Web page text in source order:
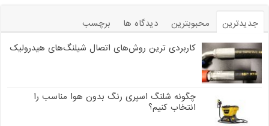
جدیدترین محبوبترین دیدگاه ها
برچسب
کاربردی ترین روش‌های اتصال شیلنگ‌های هیدرولیک
چگونه شلنگ اسپری رنگ بدون هوا مناسب را
انتخاب کنیم؟